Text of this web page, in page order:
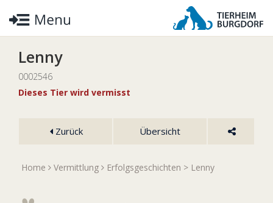
Lenny
0002546
Dieses Tier wird vermisst
Zurück Übersicht
Home Vermittlung Erfolgsgeschichten > Lenny